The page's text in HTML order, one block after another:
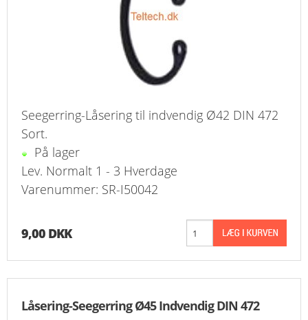
Seegerring-Låsering til indvendig Ø42 DIN 472
Sort.
På lager
Lev. Normalt 1 - 3 Hverdage
Varenummer: SR-I50042
9,00 DKK
Låsering-Seegerring Ø45 Indvendig DIN 472